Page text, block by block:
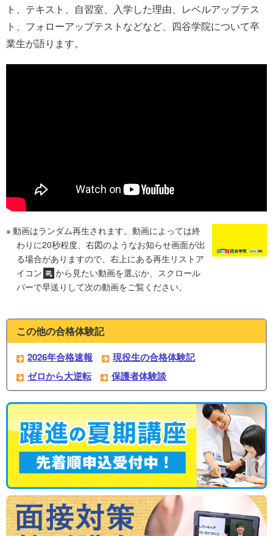
ト、テキスト、自習室、入学した理由、レベルアップテス
ト、フォローアップテストなどなど、四谷学院について卒
業生が語ります。
動画はランダム再生されます。動画によっては終
わりに20秒程度、右図のようなお知らせ画面が出
る場合がありますので、右上にある再生リストア
イコン
から見たい動画を選ぶか、スクロール
バーで早送りして次の動画をご覧ください。
この他の合格体験記
2026年合格速報
現役生の合格体験記
ゼロから大逆転
保護者体験談